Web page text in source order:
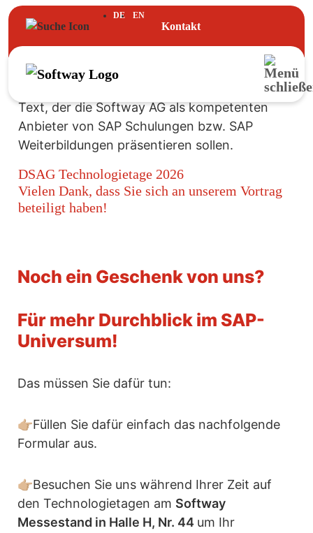
DE EN
Kontakt
DSAG Technologietage 2026
Vielen Dank, dass Sie sich an unserem Vortrag
beteiligt haben!
Noch ein Geschenk von uns?
Für mehr Durchblick im SAP-
Universum!
Das müssen Sie dafür tun:
👉🏼Füllen Sie dafür einfach das nachfolgende
Formular aus.
👉🏼Besuchen Sie uns während Ihrer Zeit auf
den Technologietagen am Softway
Messestand in Halle H, Nr. 44 um Ihr